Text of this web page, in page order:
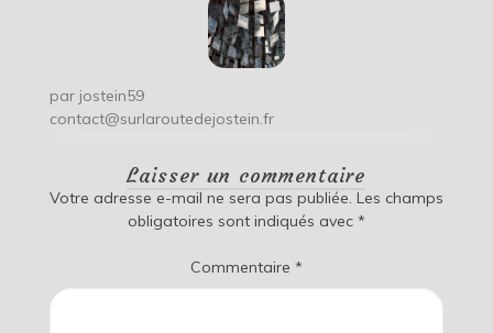
par jostein59
contact@surlaroutedejostein.fr
Laisser un commentaire
Votre adresse e-mail ne sera pas publiée. Les champs
obligatoires sont indiqués avec *
Commentaire *